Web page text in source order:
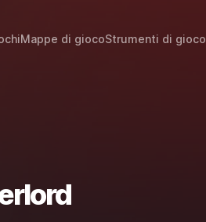
Mappe di giocoStrumenti di gioco